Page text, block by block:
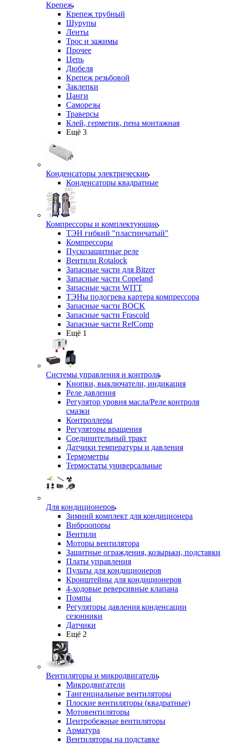
Крепеж
Крепеж трубный
Шурупы
Ленты
Трос и зажимы
Прочее
Цепь
Дюбеля
Крепеж резьбовой
Заклепки
Цанги
Саморезы
Траверсы
Клей, герметик, пена монтажная
Ещё 3
Конденсаторы электрические
Конденсаторы квадратные
Компрессоры и комплектующие
ТЭН гибкий "пластинчатый"
Компрессоры
Пускозащитные реле
Вентили Rotalock
Запасные части для Bitzer
Запасные части Copeland
Запасные части WITT
ТЭНы подогрева картера компрессора
Запасные части BOCK
Запасные части Frascold
Запасные части RefComp
Ещё 1
Системы управления и контроля
Кнопки, выключатели, индикация
Реле давления
Регулятор уровня масла/Реле контроля
смазки
Контроллеры
Регуляторы вращения
Соединительный тракт
Датчики температуры и давления
Термометры
Термостаты универсальные
Для кондиционеров
Зимний комплект для кондиционера
Виброопоры
Вентили
Моторы вентилятора
Защитные ограждения, козырьки, подставки
Платы управления
Пульты для кондиционеров
Кронштейны для кондиционеров
4-ходовые реверсивные клапана
Помпы
Регуляторы давления конденсации
сезонники
Датчики
Ещё 2
Вентиляторы и микродвигатели
Микродвигатели
Тангенциальные вентиляторы
Плоские вентиляторы (квадратные)
Мотовентиляторы
Центробежные вентиляторы
Арматура
Вентиляторы на подставке